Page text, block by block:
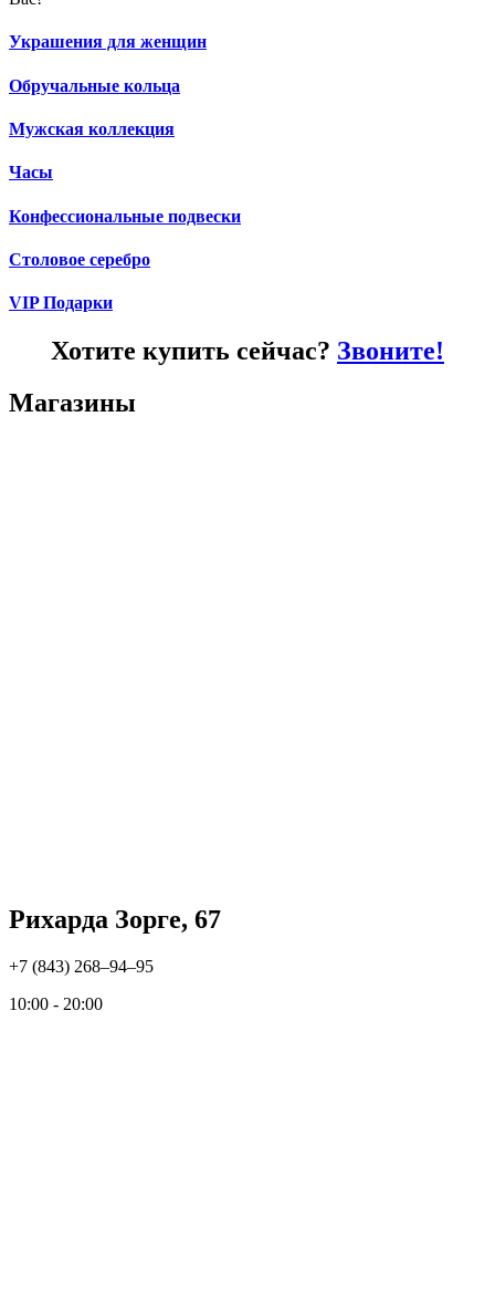
Украшения для женщин
Обручальные кольца
Мужская коллекция
Часы
Конфессиональные подвески
Столовое серебро
VIP Подарки
Хотите купить сейчас? Звоните!
Магазины
Рихарда Зорге, 67
+7 (843) 268‒94‒95
10:00 - 20:00